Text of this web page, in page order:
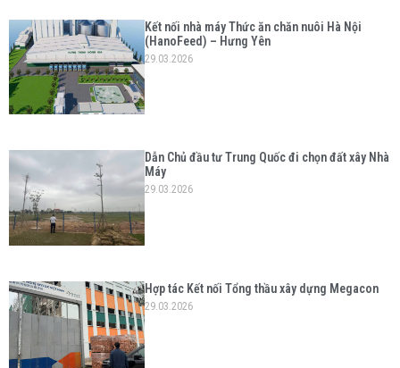
Kết nối nhà máy Thức ăn chăn nuôi Hà Nội
(HanoFeed) – Hưng Yên
29.03.2026
Dẫn Chủ đầu tư Trung Quốc đi chọn đất xây Nhà
Máy
29.03.2026
Hợp tác Kết nối Tổng thầu xây dựng Megacon
29.03.2026